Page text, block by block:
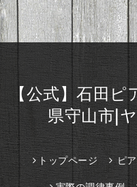
【公式】石田
県守山市|
トップページ ピ